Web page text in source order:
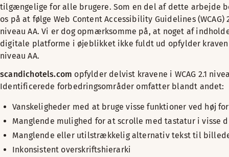
tilgængelige for alle brugere. Som en del af dette arbejde
os på at følge Web Content Accessibility Guidelines (WCAG)
niveau AA. Vi er dog opmærksomme på, at noget af
digitale platforme i øjeblikket ikke fuldt ud opfylder kravene
niveau AA.
scandichotels.com opfylder delvist kravene i WCAG 2.1
Identificerede forbedringsområder omfatter blandt andet:
Vanskeligheder med at bruge visse funktioner ved høj
Manglende mulighed for at scrolle med tastatur i visse
Manglende eller utilstrækkelig alternativ tekst til
Inkonsistent overskriftshierarki